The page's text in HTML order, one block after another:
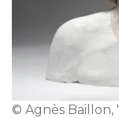
© Agnès Baillon,